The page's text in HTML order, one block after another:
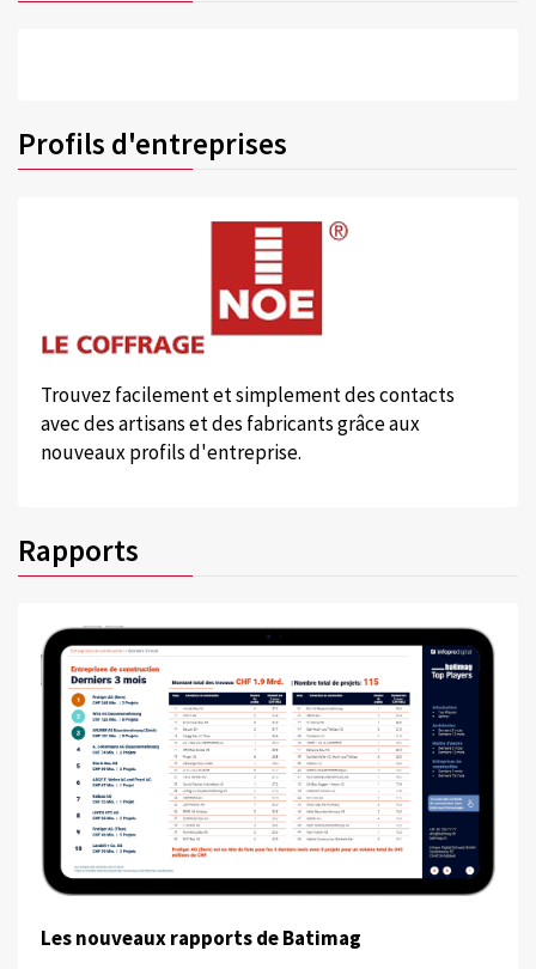
Profils d'entreprises
Trouvez facilement et simplement des contacts
avec des artisans et des fabricants grâce aux
nouveaux profils d'entreprise.
Rapports
Les nouveaux rapports de Batimag